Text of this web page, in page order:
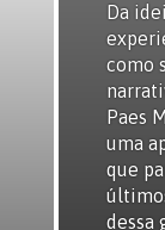
Da
como
Paes
uma
que
dessa